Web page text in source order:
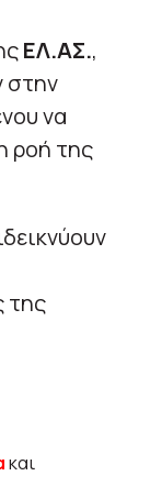
ΕΛ.ΑΣ.,
στην
να
ροή της
της
και